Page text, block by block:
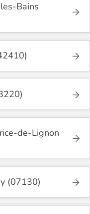
Bains
de-Lignon
(07130)